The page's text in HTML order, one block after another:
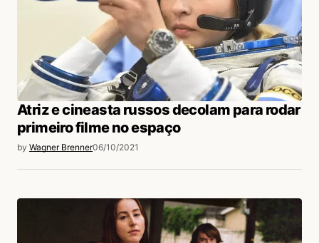
Atriz e cineasta russos decolam para rodar
primeiro filme no espaço
by Wagner Brenner06/10/2021